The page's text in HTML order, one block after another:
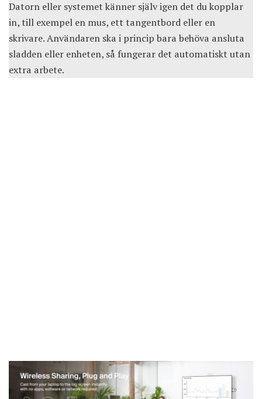
Datorn eller systemet känner själv igen det du kopplar
in, till exempel en mus, ett tangentbord eller en
skrivare. Användaren ska i princip bara behöva ansluta
sladden eller enheten, så fungerar det automatiskt utan
extra arbete.